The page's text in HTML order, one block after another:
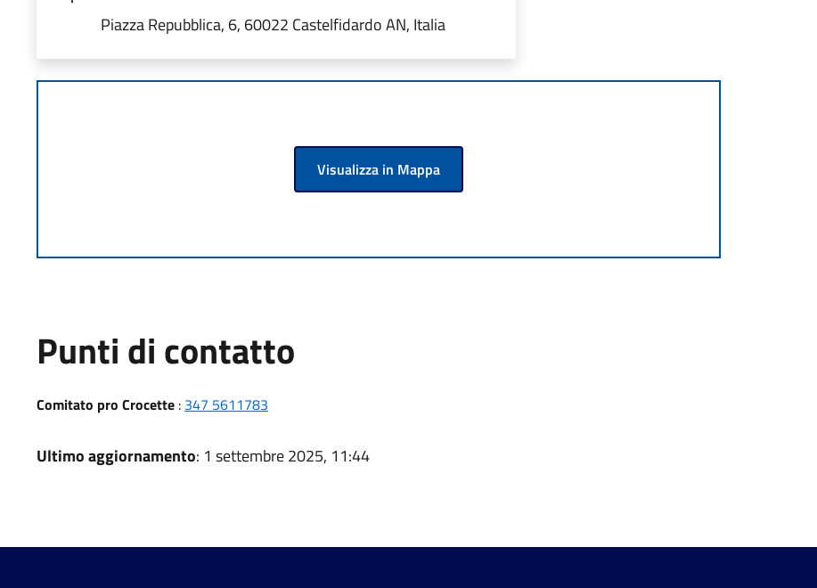
Piazza Repubblica, 6, 60022 Castelfidardo AN, Italia
Visualizza in Mappa
Punti di contatto
Comitato pro Crocette: 347 5611783
Ultimo aggiornamento: 1 settembre 2025, 11:44